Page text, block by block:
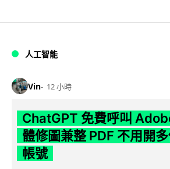
人工智能
Vin 12 小時
ChatGPT 免費呼叫
體修圖兼整 PDF 不用開
帳號